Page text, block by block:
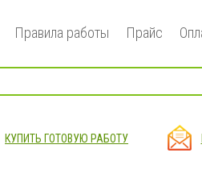
Правила работы Прайс
КУПИТЬ ГОТОВУЮ РАБОТУ